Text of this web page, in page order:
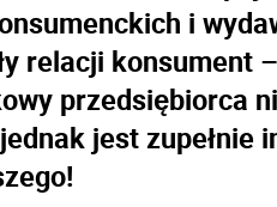
i
relacji konsument
przedsiębiorca
jest zupełnie